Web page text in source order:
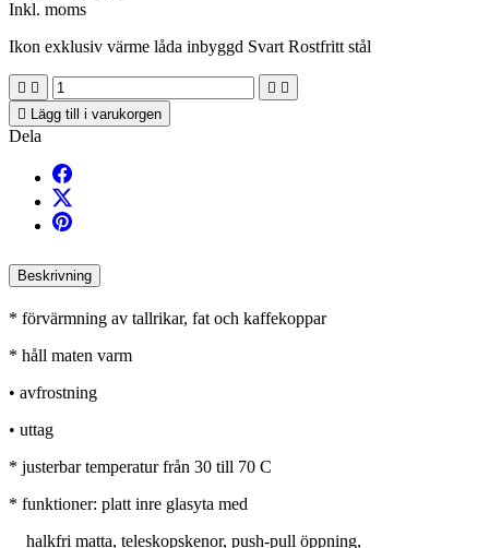
Inkl. moms
Ikon exklusiv värme låda inbyggd Svart Rostfritt stål
   

Lägg till i varukorgen
Dela
Beskrivning
* förvärmning av tallrikar, fat och kaffekoppar
* håll maten varm
• avfrostning
• uttag
* justerbar temperatur från 30 till 70 C
* funktioner: platt inre glasyta med
halkfri matta, teleskopskenor, push-pull öppning,